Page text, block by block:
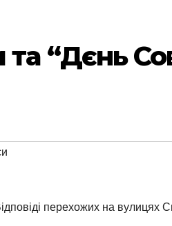
“Дєнь
перехожих на вулицях